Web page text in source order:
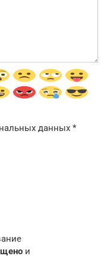
данных *
и